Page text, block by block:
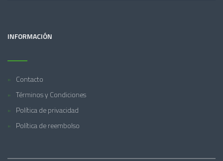
INFORMACIÓN
Contacto
Términos y Condiciones
Política de privacidad
Política de reembolso